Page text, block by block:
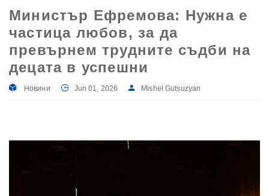
със
система
Министър Ефремова: Нужна е
частица любов, за да
превърнем трудните съдби на
децата в успешни
Новини Jun 01, 2026 Mishel Gutsuzyan